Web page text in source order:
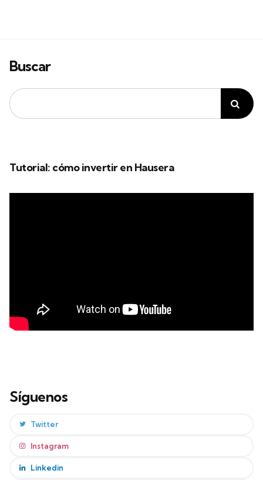
Buscar
Tutorial: cómo invertir en Hausera
Síguenos
Twitter
Instagram
Linkedin